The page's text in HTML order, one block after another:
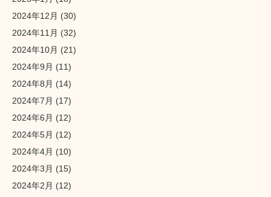
2024年12月 (30)
2024年11月 (32)
2024年10月 (21)
2024年9月 (11)
2024年8月 (14)
2024年7月 (17)
2024年6月 (12)
2024年5月 (12)
2024年4月 (10)
2024年3月 (15)
2024年2月 (12)